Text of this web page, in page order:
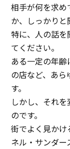
相手が何を求
か、しっかりと
特に、人の話
てください。
ある一定の年
の店など、あら
す。
しかし、それ
のです。
街でよく見か
ネル・サンダ